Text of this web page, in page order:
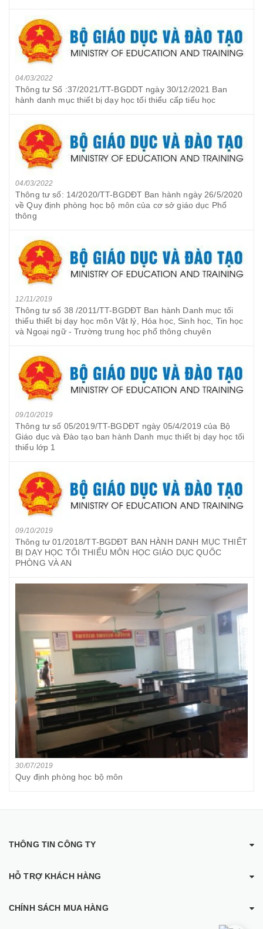
04/03/2022
Thông tư Số :37/2021/TT-BGDDT ngày 30/12/2021 Ban
hành danh mục thiết bị dạy học tối thiểu cấp tiểu học
04/03/2022
Thông tư số: 14/2020/TT-BGDĐT Ban hành ngày 26/5/2020
về Quy định phòng học bộ môn của cơ sở giáo dục Phổ
thông
12/11/2019
Thông tư số 38 /2011/TT-BGDĐT Ban hành Danh mục tối
thiểu thiết bị dạy học môn Vật lý, Hóa học, Sinh học, Tin học
và Ngoại ngữ - Trường trung học phổ thông chuyên
09/10/2019
Thông tư số 05/2019/TT-BGDĐT ngày 05/4/2019 của Bộ
Giáo dục và Đào tạo ban hành Danh mục thiết bị dạy học tối
thiểu lớp 1
09/10/2019
Thông tư 01/2018/TT-BGDĐT BAN HÀNH DANH MỤC THIẾT
BỊ DẠY HỌC TỐI THIỂU MÔN HỌC GIÁO DỤC QUỐC
PHÒNG VÀ AN
30/07/2019
Quy định phòng học bộ môn
THÔNG TIN CÔNG TY
HỖ TRỢ KHÁCH HÀNG
CHÍNH SÁCH MUA HÀNG